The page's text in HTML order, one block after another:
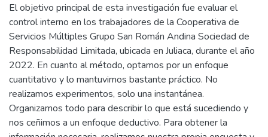
El objetivo principal de esta investigación fue evaluar el
control interno en los trabajadores de la Cooperativa de
Servicios Múltiples Grupo San Román Andina Sociedad de
Responsabilidad Limitada, ubicada en Juliaca, durante el año
2022. En cuanto al método, optamos por un enfoque
cuantitativo y lo mantuvimos bastante práctico. No
realizamos experimentos, solo una instantánea.
Organizamos todo para describir lo que está sucediendo y
nos ceñimos a un enfoque deductivo. Para obtener la